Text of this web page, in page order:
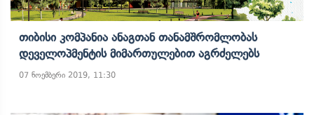
Თიბისი Კომპანია Ანაგთან Თანამშრომლობას
Დეველოპმენტის Მიმართულებით Აგრძელებს
07 ნოემბერი 2019, 11:30